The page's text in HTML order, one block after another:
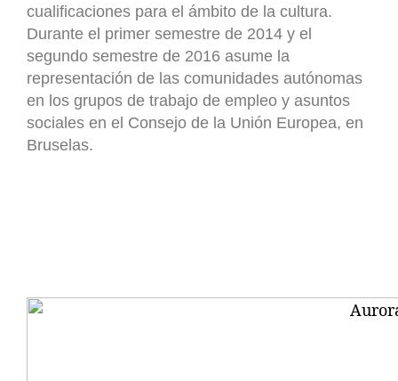
cualificaciones para el ámbito de la cultura.
Durante el primer semestre de 2014 y el
segundo semestre de 2016 asume la
representación de las comunidades autónomas
en los grupos de trabajo de empleo y asuntos
sociales en el Consejo de la Unión Europea, en
Bruselas.